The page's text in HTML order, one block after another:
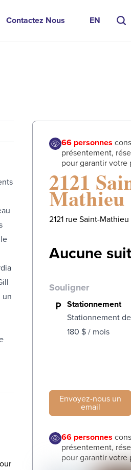
Contactez Nous EN
66 personnes
présentement,
pour garantir votre
2121
Mathieu
2121 rue Saint-Mathieu
Aucune
Souligner
Stationnement
Stationnement
180 $ / mois
Envoyez-nous un
email
66 personnes
présentement,
pour garantir votre
un